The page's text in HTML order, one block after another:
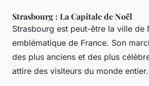
Strasbourg : La Capitale de Noël
Strasbourg est peut-être la ville de
emblématique de France. Son
des plus anciens et des plus
attire des visiteurs du monde entier.